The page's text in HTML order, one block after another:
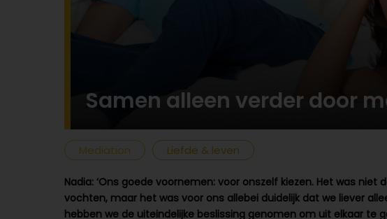
Samen alleen verder door
Mediation Liefde & leven
Nadia: ‘Ons goede voornemen: voor onszelf kiezen. Het was
vochten, maar het was voor ons allebei duidelijk dat we liever
hebben we de uiteindelijke beslissing genomen om uit elkaar te